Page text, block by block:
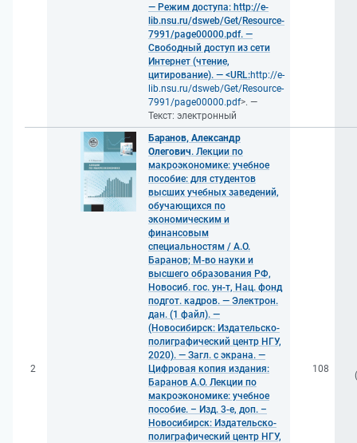
— Режим доступа: http://e-
lib.nsu.ru/dsweb/Get/Resource-
7991/page00000.pdf. —
Свободный доступ из сети
Интернет (чтение,
цитирование). — <URL:http://e-
lib.nsu.ru/dsweb/Get/Resource-
7991/page00000.pdf>. —
Текст: электронный
2
Баранов, Александр
Олегович. Лекции по
макроэкономике: учебное
пособие: для студентов
высших учебных заведений,
обучающихся по
экономическим и
финансовым
специальностям / А.О.
Баранов; М-во науки и
высшего образования РФ,
Новосиб. гос. ун-т, Нац. фонд
подгот. кадров. — Электрон.
дан. (1 файл). —
(Новосибирск: Издательско-
полиграфический центр НГУ,
2020). — Загл. с экрана. —
Цифровая копия издания:
Баранов А.О. Лекции по
макроэкономике: учебное
пособие. – Изд. 3-е, доп. –
Новосибирск: Издательско-
полиграфический центр НГУ,
108